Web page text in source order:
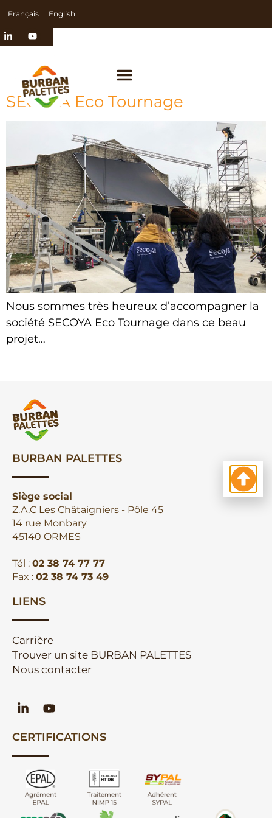
Français English
SECOYA Eco Tournage
Nous sommes très heureux d’accompagner la
société SECOYA Eco Tournage dans ce beau
projet…
BURBAN PALETTES
Siège social
Z.A.C Les Châtaigniers - Pôle 45
14 rue Monbary
45140 ORMES
Tél : 02 38 74 77 77
Fax : 02 38 74 73 49
LIENS
Carrière
Trouver un site BURBAN PALETTES
Nous contacter
CERTIFICATIONS